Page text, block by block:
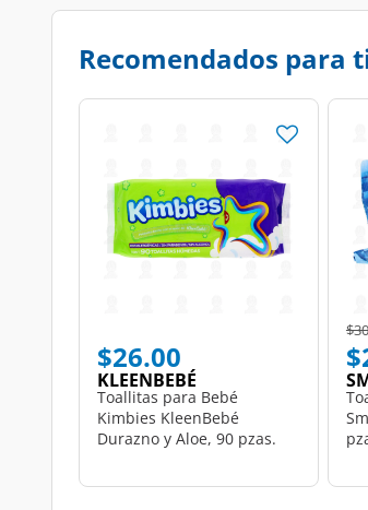
Recomendados para
$26.00
KLEENBEBÉ
Toallitas para Bebé
Kimbies KleenBebé
Durazno y Aloe, 90 pzas.